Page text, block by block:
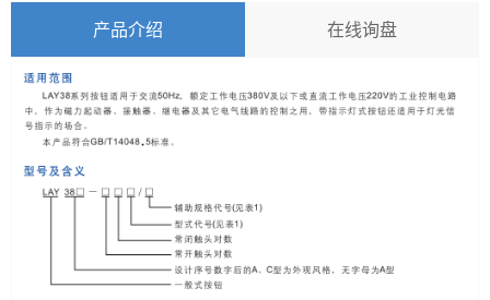
产品介绍 在线询盘